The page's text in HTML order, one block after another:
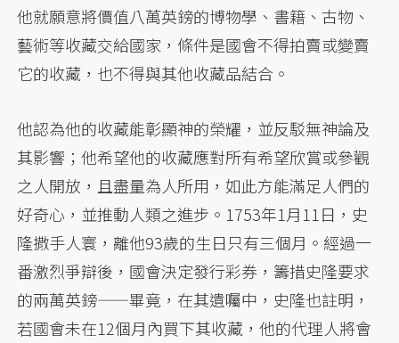
他就願意將價值八萬英鎊的博物學、書籍、古物、
藝術等收藏交給國家，條件是國會不得拍賣或變賣
它的收藏，也不得與其他收藏品結合。
他認為他的收藏能彰顯神的榮耀，並反駁無神論及
其影響；他希望他的收藏應對所有希望欣賞或參觀
之人開放，且盡量為人所用，如此方能滿足人們的
好奇心，並推動人類之進步。1753年1月11日，史
隆撒手人寰，離他93歲的生日只有三個月。經過一
番激烈爭辯後，國會決定發行彩券，籌措史隆要求
的兩萬英鎊——畢竟，在其遺囑中，史隆也註明，
若國會未在12個月內買下其收藏，他的代理人將會